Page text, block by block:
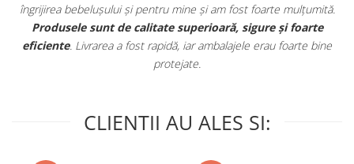
și am fost foarte mulțumită.
sigure și foarte
iar ambalajele erau foarte bine
CLIENTII AU ALES SI: